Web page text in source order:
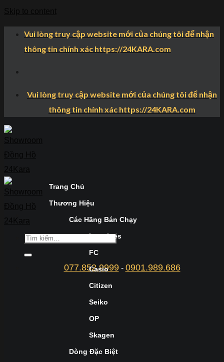
Vui lòng truy cập website mới của chúng tôi để nhận
thông tin chính xác https://24KARA.com
Vui lòng truy cập website mới của chúng tôi để nhận
thông tin chính xác https://24KARA.com
077.852.9999- 0901.989.686
Trang Chủ
Thương Hiệu
Các Hãng Bán Chạy
Longines
FC
Casio
Citizen
Seiko
OP
Skagen
Dòng Đặc Biệt